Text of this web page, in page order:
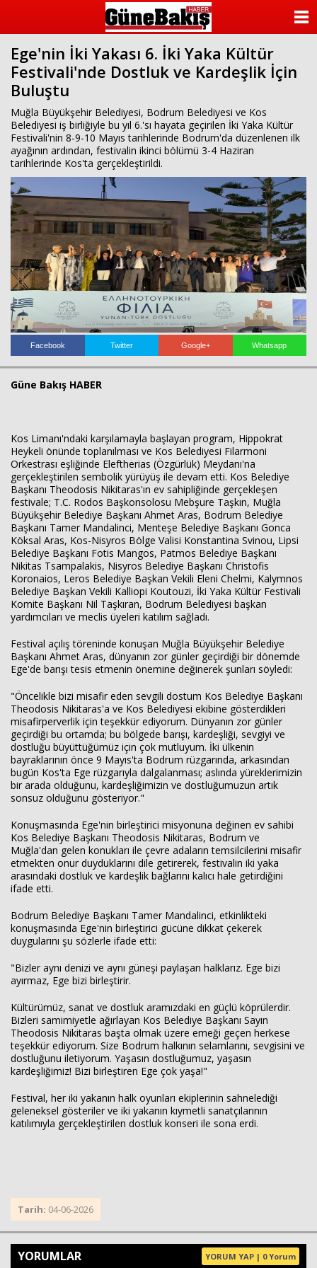
Ege'nin İki Yakası 6. İki Yaka Kültür
Festivali'nde Dostluk ve Kardeşlik İçin
Buluştu
Muğla Büyükşehir Belediyesi, Bodrum Belediyesi ve Kos
Belediyesi iş birliğiyle bu yıl 6.'sı hayata geçirilen İki Yaka Kültür
Festivali'nin 8-9-10 Mayıs tarihlerinde Bodrum'da düzenlenen ilk
ayağının ardından, festivalin ikinci bölümü 3-4 Haziran
tarihlerinde Kos'ta gerçekleştirildi.
Facebook Twitter Google+ Whatsapp
Güne Bakış HABER
Kos Limanı'ndaki karşılamayla başlayan program, Hippokrat
Heykeli önünde toplanılması ve Kos Belediyesi Filarmoni
Orkestrası eşliğinde Eleftherias (Özgürlük) Meydanı'na
gerçekleştirilen sembolik yürüyüş ile devam etti. Kos Belediye
Başkanı Theodosis Nikitaras'ın ev sahipliğinde gerçekleşen
festivale; T.C. Rodos Başkonsolosu Mebşure Taşkın, Muğla
Büyükşehir Belediye Başkanı Ahmet Aras, Bodrum Belediye
Başkanı Tamer Mandalinci, Menteşe Belediye Başkanı Gonca
Köksal Aras, Kos-Nisyros Bölge Valisi Konstantina Svinou, Lipsi
Belediye Başkanı Fotis Mangos, Patmos Belediye Başkanı
Nikitas Tsampalakis, Nisyros Belediye Başkanı Christofis
Koronaios, Leros Belediye Başkan Vekili Eleni Chelmi, Kalymnos
Belediye Başkan Vekili Kalliopi Koutouzi, İki Yaka Kültür Festivali
Komite Başkanı Nil Taşkıran, Bodrum Belediyesi başkan
yardımcıları ve meclis üyeleri katılım sağladı.
Festival açılış töreninde konuşan Muğla Büyükşehir Belediye
Başkanı Ahmet Aras, dünyanın zor günler geçirdiği bir dönemde
Ege'de barışı tesis etmenin önemine değinerek şunları söyledi:
"Öncelikle bizi misafir eden sevgili dostum Kos Belediye Başkanı
Theodosis Nikitaras'a ve Kos Belediyesi ekibine gösterdikleri
misafirperverlik için teşekkür ediyorum. Dünyanın zor günler
geçirdiği bu ortamda; bu bölgede barışı, kardeşliği, sevgiyi ve
dostluğu büyüttüğümüz için çok mutluyum. İki ülkenin
bayraklarının önce 9 Mayıs'ta Bodrum rüzgarında, arkasından
bugün Kos'ta Ege rüzgarıyla dalgalanması; aslında yüreklerimizin
bir arada olduğunu, kardeşliğimizin ve dostluğumuzun artık
sonsuz olduğunu gösteriyor."
Konuşmasında Ege'nin birleştirici misyonuna değinen ev sahibi
Kos Belediye Başkanı Theodosis Nikitaras, Bodrum ve
Muğla'dan gelen konukları ile çevre adaların temsilcilerini misafir
etmekten onur duyduklarını dile getirerek, festivalin iki yaka
arasındaki dostluk ve kardeşlik bağlarını kalıcı hale getirdiğini
ifade etti.
Bodrum Belediye Başkanı Tamer Mandalinci, etkinlikteki
konuşmasında Ege'nin birleştirici gücüne dikkat çekerek
duygularını şu sözlerle ifade etti:
"Bizler aynı denizi ve aynı güneşi paylaşan halklarız. Ege bizi
ayırmaz, Ege bizi birleştirir.
Kültürümüz, sanat ve dostluk aramızdaki en güçlü köprülerdir.
Bizleri samimiyetle ağırlayan Kos Belediye Başkanı Sayın
Theodosis Nikitaras başta olmak üzere emeği geçen herkese
teşekkür ediyorum. Size Bodrum halkının selamlarını, sevgisini ve
dostluğunu iletiyorum. Yaşasın dostluğumuz, yaşasın
kardeşliğimiz! Bizi birleştiren Ege çok yaşa!"
Festival, her iki yakanın halk oyunları ekiplerinin sahnelediği
geleneksel gösteriler ve iki yakanın kıymetli sanatçılarının
katılımıyla gerçekleştirilen dostluk konseri ile sona erdi.
Tarih: 04-06-2026
YORUMLAR YORUM YAP | 0 Yorum
KATEGORİLER
ANKETLER
FOTO GALERİ
VİDEO GALERİ
KÜNYE
İLETİŞİM
Haberin Doğru Adresi.